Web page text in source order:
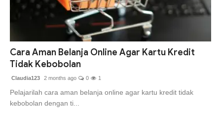
Cara Aman Belanja Online Agar Kartu Kredit
Tidak Kebobolan
Claudia123 2 months ago 0 1
Pelajarilah cara aman belanja online agar kartu kredit tidak
kebobolan dengan ti...